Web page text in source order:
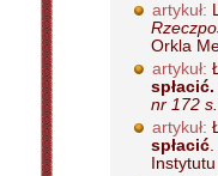
artykuł:
Orkla
artykuł:
nr 172
artykuł:
spłacić.